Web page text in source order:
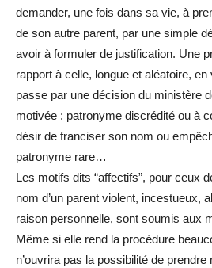
demander, une fois dans sa vie, à
de son autre parent, par une simple
avoir à formuler de justification. Une
rapport à celle, longue et aléatoire, en
passe par une décision du ministère
motivée : patronyme discrédité ou à
désir de franciser son nom ou
patronyme rare…
Les motifs dits “affectifs”, pour ceux
nom d’un parent violent, incestueux,
raison personnelle, sont soumis aux
Même si elle rend la procédure
n’ouvrira pas la possibilité de prendre